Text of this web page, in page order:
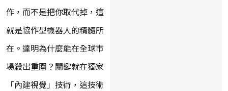
作，而不是把你取代掉，這
就是協作型機器人的精髓所
在。達明為什麼能在全球市
場殺出重圍？關鍵就在獨家
「內建視覺」技術，這技術